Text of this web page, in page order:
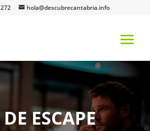
hola@descubrecantabria.info
ESCAPE